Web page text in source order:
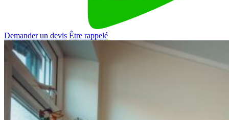
Demander un devis Être rappelé